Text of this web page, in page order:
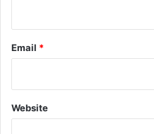
Email *
Website